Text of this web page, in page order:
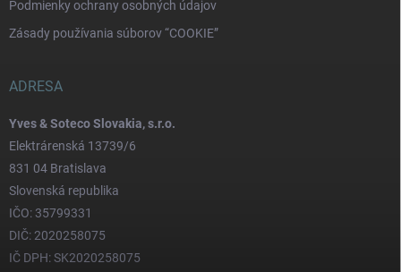
Podmienky ochrany osobných údajov
Zásady používania súborov “COOKIE”
ADRESA
Yves & Soteco Slovakia, s.r.o.
Elektrárenská 13739/6
831 04 Bratislava
Slovenská republika
IČO: 35799331
DIČ: 2020258075
IČ DPH: SK2020258075